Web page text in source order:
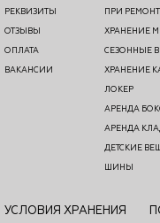
РЕКВИЗИТЫ
ОТЗЫВЫ
ОПЛАТА
ВАКАНСИИ
ПРИ
ХРАНЕНИЕ
СЕЗОННЫЕ
ХРАНЕНИЕ
ЛОКЕР
АРЕНДА
АРЕНДА
ДЕТСКИЕ
ШИНЫ
УСЛОВИЯ ХРАНЕНИЯ